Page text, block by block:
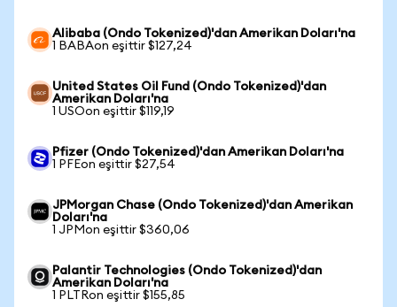
Alibaba (Ondo Tokenized)'dan Amerikan Doları'na
1 BABAon eşittir $127,24
United States Oil Fund (Ondo Tokenized)'dan
Amerikan Doları'na
1 USOon eşittir $119,19
Pfizer (Ondo Tokenized)'dan Amerikan Doları'na
1 PFEon eşittir $27,54
JPMorgan Chase (Ondo Tokenized)'dan Amerikan
Doları'na
1 JPMon eşittir $360,06
Palantir Technologies (Ondo Tokenized)'dan
Amerikan Doları'na
1 PLTRon eşittir $155,85